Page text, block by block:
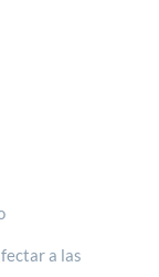
a las